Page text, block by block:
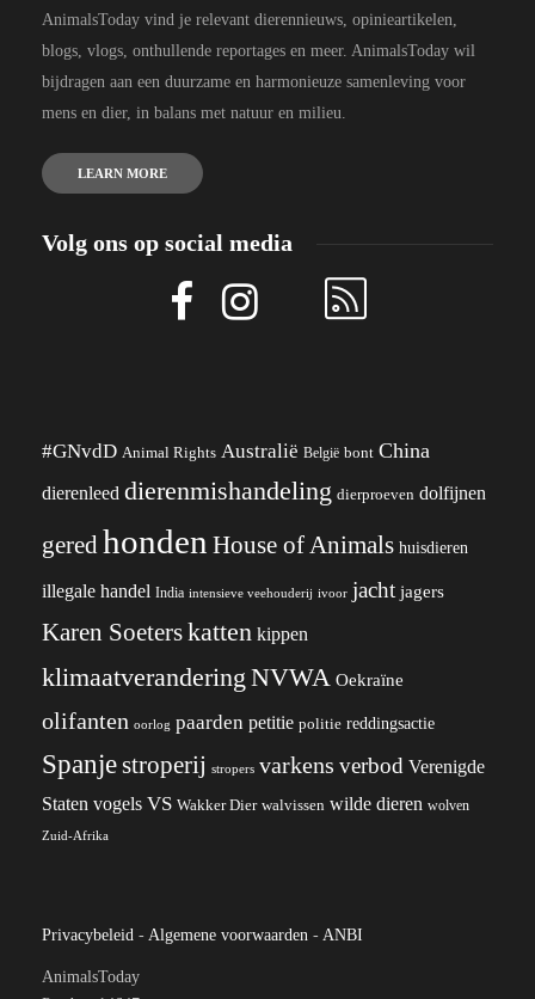
AnimalsToday vind je relevant dierennieuws, opinieartikelen,
blogs, vlogs, onthullende reportages en meer. AnimalsToday wil
bijdragen aan een duurzame en harmonieuze samenleving voor
mens en dier, in balans met natuur en milieu.
LEARN MORE
Volg ons op social media
#GNvdD Animal Rights Australië België bont China
dierenleed dierenmishandeling dierproeven dolfijnen
geredhonden House of Animals huisdieren
illegale handel India intensieve veehouderij ivoor jacht jagers
Karen Soeterskatten kippen
klimaatverandering NVWA Oekraïne
olifanten oorlog paarden petitie politie reddingsactie
Spanjestroperij stropers varkens verbod Verenigde
Staten vogels VS Wakker Dier walvissen wilde dieren wolven
Zuid-Afrika
Privacybeleid - Algemene voorwaarden - ANBI
AnimalsToday